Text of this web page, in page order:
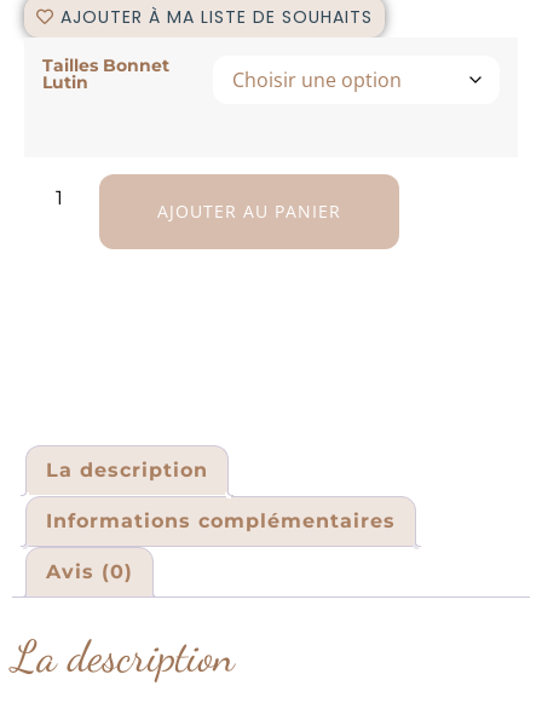
AJOUTER À MA LISTE DE SOUHAITS
Tailles Bonnet
Lutin
AJOUTER AU PANIER
La description
Informations complémentaires
Avis (0)
La description